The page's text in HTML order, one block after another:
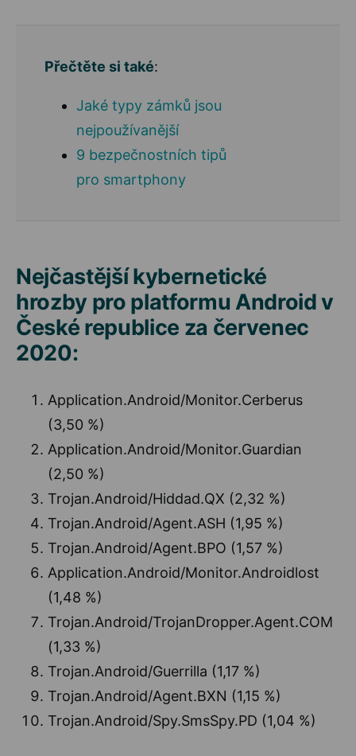
Přečtěte si také:
Jaké typy zámků jsou
nejpoužívanější
9 bezpečnostních tipů
pro smartphony
Nejčastější kybernetické
hrozby pro platformu Android v
České republice za červenec
2020:
Application.Android/Monitor.Cerberus
(3,50 %)
Application.Android/Monitor.Guardian
(2,50 %)
Trojan.Android/Hiddad.QX (2,32 %)
Trojan.Android/Agent.ASH (1,95 %)
Trojan.Android/Agent.BPO (1,57 %)
Application.Android/Monitor.Androidlost
(1,48 %)
Trojan.Android/TrojanDropper.Agent.COM
(1,33 %)
Trojan.Android/Guerrilla (1,17 %)
Trojan.Android/Agent.BXN (1,15 %)
Trojan.Android/Spy.SmsSpy.PD (1,04 %)